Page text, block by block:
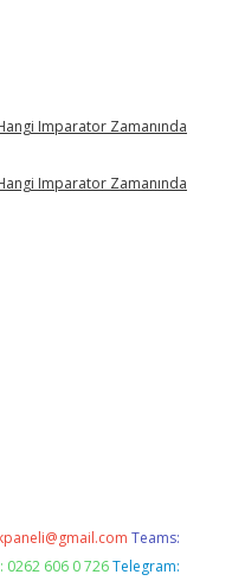
Imparator Zamanında
Imparator Zamanında
Teams:
0262 606 0 726 Telegram: